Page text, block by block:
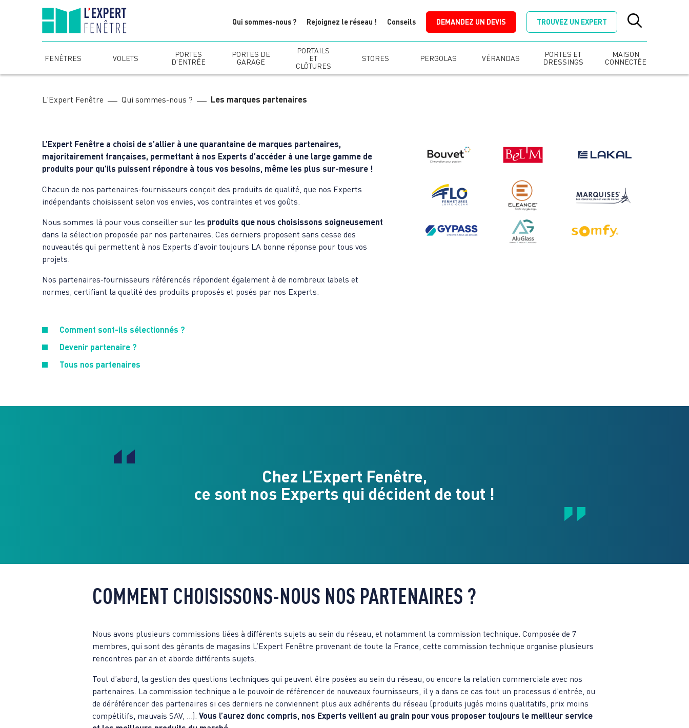
Qui sommes-nous ? Rejoignez le réseau ! Conseils DEMANDEZ UN DEVIS TROUVEZ UN EXPERT
FENÊTRES VOLETS
PORTES
D’ENTRÉE
PORTES DE
GARAGE
PORTAILS
ET
CLÔTURES
STORES PERGOLAS VÉRANDAS
PORTES ET
DRESSINGS
MAISON
CONNECTÉE
L'Expert Fenêtre Qui sommes-nous ? Les marques partenaires
L’Expert Fenêtre a choisi de s’allier à une quarantaine de marques partenaires,
majoritairement françaises, permettant à nos Experts d’accéder à une large gamme de
produits pour qu’ils puissent répondre à tous vos besoins, même les plus sur-mesure !
Chacun de nos partenaires-fournisseurs conçoit des produits de qualité, que nos Experts
indépendants choisissent selon vos envies, vos contraintes et vos goûts.
Nous sommes là pour vous conseiller sur les produits que nous choisissons soigneusement
dans la sélection proposée par nos partenaires. Ces derniers proposent sans cesse des
nouveautés qui permettent à nos Experts d’avoir toujours LA bonne réponse pour tous vos
projets.
Nos partenaires-fournisseurs référencés répondent également à de nombreux labels et
normes, certifiant la qualité des produits proposés et posés par nos Experts.
Comment sont-ils sélectionnés ?
Devenir partenaire ?
Tous nos partenaires
Chez L’Expert Fenêtre,
ce sont nos Experts qui décident de tout !
COMMENT CHOISISSONS-NOUS NOS PARTENAIRES ?
Nous avons plusieurs commissions liées à différents sujets au sein du réseau, et notamment la commission technique. Composée de 7
membres, qui sont des gérants de magasins L’Expert Fenêtre provenant de toute la France, cette commission technique organise plusieurs
rencontres par an et aborde différents sujets.
Tout d’abord, la gestion des questions techniques qui peuvent être posées au sein du réseau, ou encore la relation commerciale avec nos
partenaires. La commission technique a le pouvoir de référencer de nouveaux fournisseurs, il y a dans ce cas tout un processus d’entrée, ou
de déréférencer des partenaires si ces derniers ne conviennent plus aux adhérents du réseau (produits jugés moins qualitatifs, prix moins
compétitifs, mauvais SAV, …).Vous l’aurez donc compris, nos Experts veillent au grain pour vous proposer toujours le meilleur service